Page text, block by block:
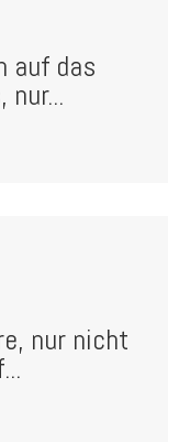
auf das
nur...
nur nicht